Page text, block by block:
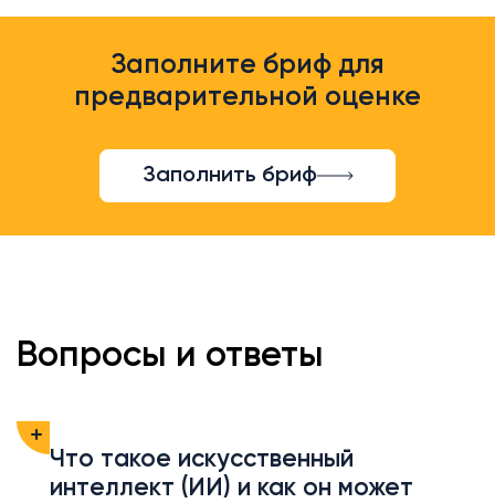
Заполните бриф для
предварительной оценке
Заполнить бриф
Вопросы и ответы
Что такое искусственный
интеллект (ИИ) и как он может